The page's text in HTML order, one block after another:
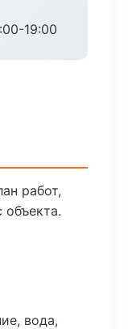
19:00
работ,
объекта.
вода,